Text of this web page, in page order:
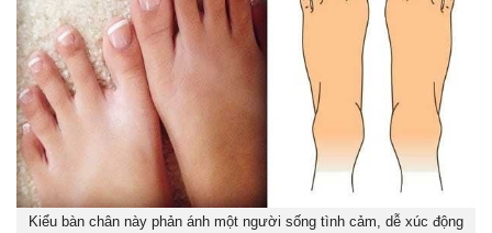
Kiểu bàn chân này phản ánh một người sống tình cảm, dễ xúc động